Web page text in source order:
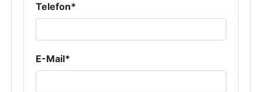
Telefon*
E-Mail*